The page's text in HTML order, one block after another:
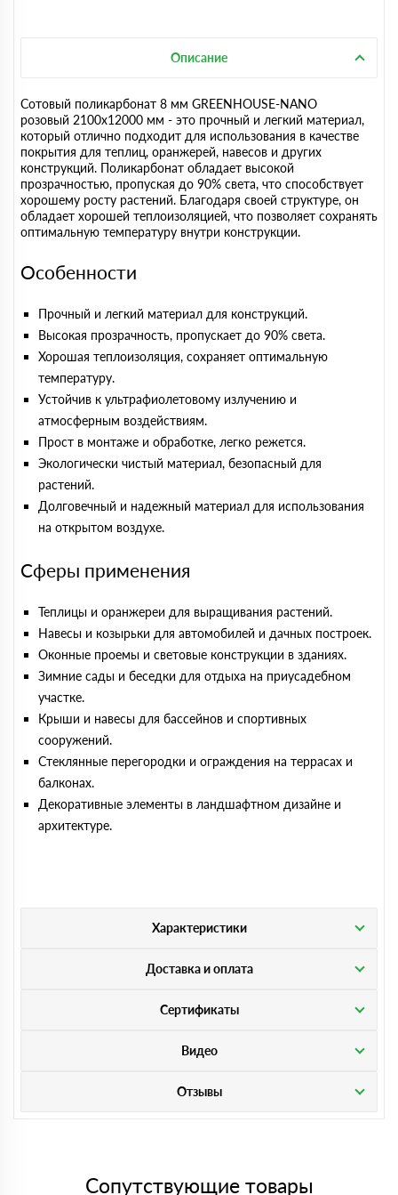
Описание
Сотовый поликарбонат 8 мм GREENHOUSE-NANO
розовый 2100х12000 мм - это прочный и легкий материал,
который отлично подходит для использования в качестве
покрытия для теплиц, оранжерей, навесов и других
конструкций. Поликарбонат обладает высокой
прозрачностью, пропуская до 90% света, что способствует
хорошему росту растений. Благодаря своей структуре, он
обладает хорошей теплоизоляцией, что позволяет сохранять
оптимальную температуру внутри конструкции.
Особенности
Прочный и легкий материал для конструкций.
Высокая прозрачность, пропускает до 90% света.
Хорошая теплоизоляция, сохраняет оптимальную
температуру.
Устойчив к ультрафиолетовому излучению и
атмосферным воздействиям.
Прост в монтаже и обработке, легко режется.
Экологически чистый материал, безопасный для
растений.
Долговечный и надежный материал для использования
на открытом воздухе.
Сферы применения
Теплицы и оранжереи для выращивания растений.
Навесы и козырьки для автомобилей и дачных построек.
Оконные проемы и световые конструкции в зданиях.
Зимние сады и беседки для отдыха на приусадебном
участке.
Крыши и навесы для бассейнов и спортивных
сооружений.
Стеклянные перегородки и ограждения на террасах и
балконах.
Декоративные элементы в ландшафтном дизайне и
архитектуре.
Характеристики
Доставка и оплата
Сертификаты
Видео
Отзывы
Сопутствующие товары